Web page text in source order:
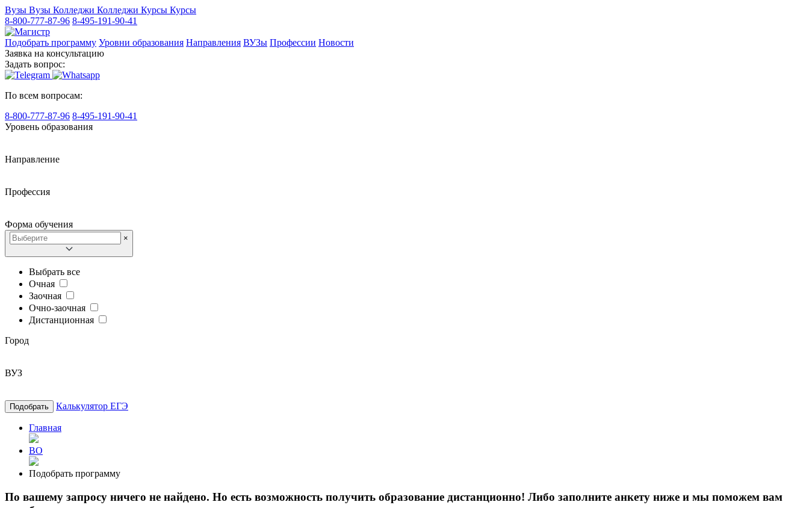
Вузы Вузы Колледжи Колледжи Курсы Курсы
8-800-777-87-96 8-495-191-90-41
Подобрать программу Уровни образования Направления ВУЗы Профессии Новости
Заявка на консультацию
Задать вопрос:
По всем вопросам:
8-800-777-87-96 8-495-191-90-41
Уровень образования
Направление
Профессия
Форма обучения
×
Выбрать все
Очная
Заочная
Очно-заочная
Дистанционная
Город
ВУЗ
Подобрать Калькулятор ЕГЭ
Главная
ВО
Подобрать программу
По вашему запросу ничего не найдено. Но есть возможность получить образование дистанционно! Либо заполните анкету ниже и мы поможем вам